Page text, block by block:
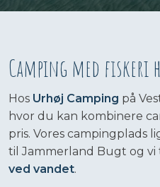
Camping med fiskeri
Hos Urhøj Camping på
hvor du kan kombinere
pris. Vores campingplads
til Jammerland Bugt og
ved vandet.